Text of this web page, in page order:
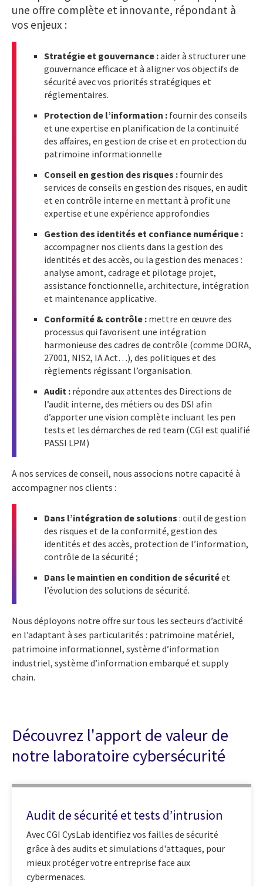
une offre complète et innovante, répondant à
vos enjeux :
Stratégie et gouvernance :aider à structurer une
gouvernance efficace et à aligner vos objectifs de
sécurité avec vos priorités stratégiques et
réglementaires.
Protection de l’information : fournir des conseils
et une expertise en planification de la continuité
des affaires, en gestion de crise et en protection du
patrimoine informationnelle
Conseil en gestion des risques : fournir des
services de conseils en gestion des risques, en audit
et en contrôle interne en mettant à profit une
expertise et une expérience approfondies
Gestion des identités et confiance numérique :
accompagner nos clients dans la gestion des
identités et des accès, ou la gestion des menaces :
analyse amont, cadrage et pilotage projet,
assistance fonctionnelle, architecture, intégration
et maintenance applicative.
Conformité & contrôle : mettre en œuvre des
processus qui favorisent une intégration
harmonieuse des cadres de contrôle (comme DORA,
27001, NIS2, IA Act…), des politiques et des
règlements régissant l’organisation.
Audit : répondre aux attentes des Directions de
l’audit interne, des métiers ou des DSI afin
d’apporter une vision complète incluant les pen
tests et les démarches de red team (CGI est qualifié
PASSI LPM)
A nos services de conseil, nous associons notre capacité à
accompagner nos clients :
Dans l’intégration de solutions : outil de gestion
des risques et de la conformité, gestion des
identités et des accès, protection de l’information,
contrôle de la sécurité ;
Dans le maintien en condition de sécuritéet
l’évolution des solutions de sécurité.
Nous déployons notre offre sur tous les secteurs d’activité
en l’adaptant à ses particularités : patrimoine matériel,
patrimoine informationnel, système d’information
industriel, système d’information embarqué et supply
chain.
Découvrez l'apport de valeur de
notre laboratoire cybersécurité
Audit de sécurité et tests d’intrusion
Avec CGI CysLab identifiez vos failles de sécurité
grâce à des audits et simulations d'attaques, pour
mieux protéger votre entreprise face aux
cybermenaces.